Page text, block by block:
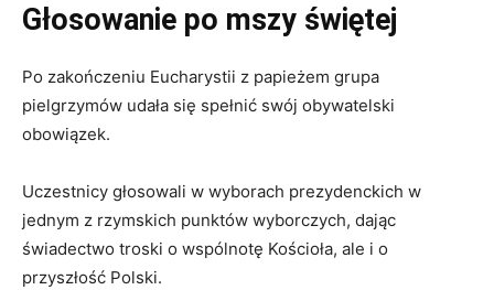
Głosowanie po mszy świętej
Po zakończeniu Eucharystii z papieżem grupa
pielgrzymów udała się spełnić swój obywatelski
obowiązek.
Uczestnicy głosowali w wyborach prezydenckich w
jednym z rzymskich punktów wyborczych, dając
świadectwo troski o wspólnotę Kościoła, ale i o
przyszłość Polski.